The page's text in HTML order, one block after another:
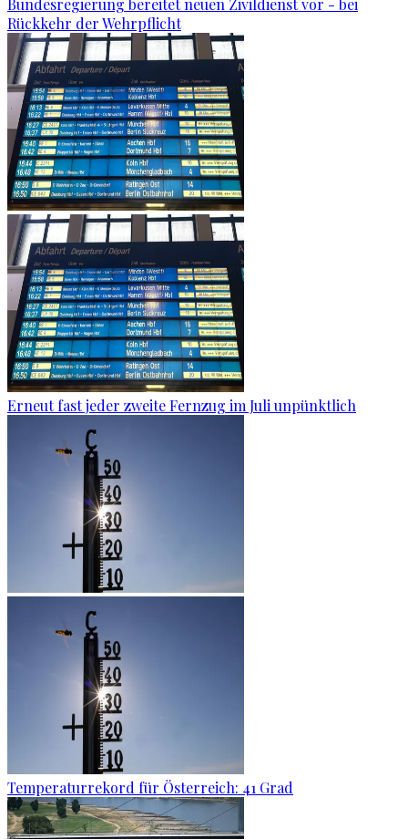
Bundesregierung bereitet neuen Zivildienst vor - bei
Rückkehr der Wehrpflicht
Erneut fast jeder zweite Fernzug im Juli unpünktlich
Temperaturrekord für Österreich: 41 Grad